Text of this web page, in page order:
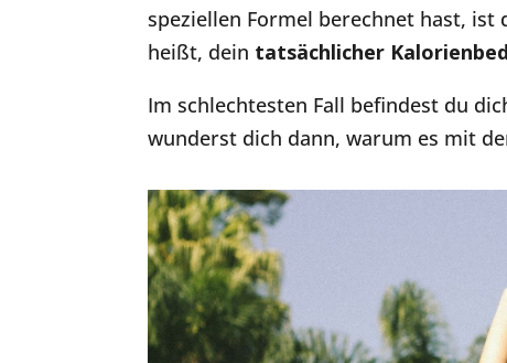
speziellen Formel berechnet hast, ist
heißt, dein tatsächlicher
Im schlechtesten Fall befindest du
wunderst dich dann, warum es mit